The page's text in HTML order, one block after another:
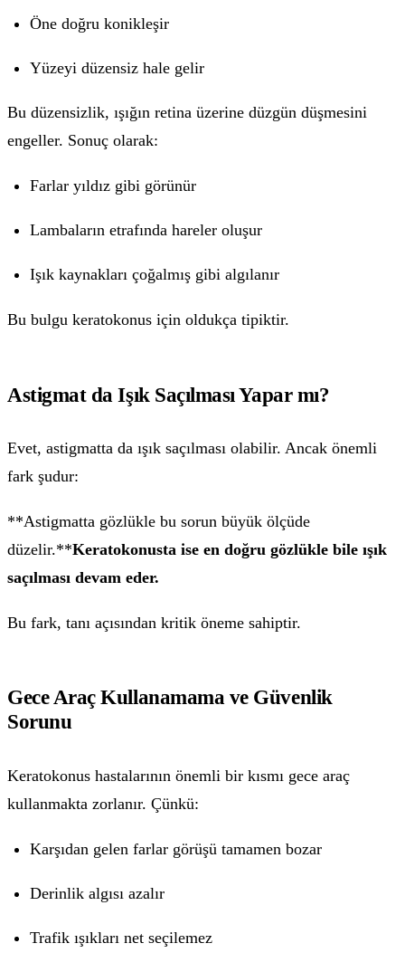
Öne doğru konikleşir
Yüzeyi düzensiz hale gelir
Bu düzensizlik, ışığın retina üzerine düzgün düşmesini
engeller. Sonuç olarak:
Farlar yıldız gibi görünür
Lambaların etrafında hareler oluşur
Işık kaynakları çoğalmış gibi algılanır
Bu bulgu keratokonus için oldukça tipiktir.
Astigmat da Işık Saçılması Yapar mı?
Evet, astigmatta da ışık saçılması olabilir. Ancak önemli
fark şudur:
**Astigmatta gözlükle bu sorun büyük ölçüde
düzelir.**Keratokonusta ise en doğru gözlükle bile ışık
saçılması devam eder.
Bu fark, tanı açısından kritik öneme sahiptir.
Gece Araç Kullanamama ve Güvenlik
Sorunu
Keratokonus hastalarının önemli bir kısmı gece araç
kullanmakta zorlanır. Çünkü:
Karşıdan gelen farlar görüşü tamamen bozar
Derinlik algısı azalır
Trafik ışıkları net seçilemez